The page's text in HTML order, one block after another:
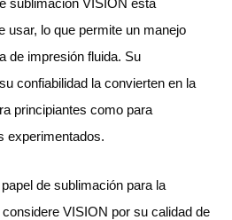
sublimación VISION está
usar, lo que permite un manejo
de impresión fluida. Su
confiabilidad la convierten en la
principiantes como para
experimentados.
de sublimación para la
VISION por su calidad de